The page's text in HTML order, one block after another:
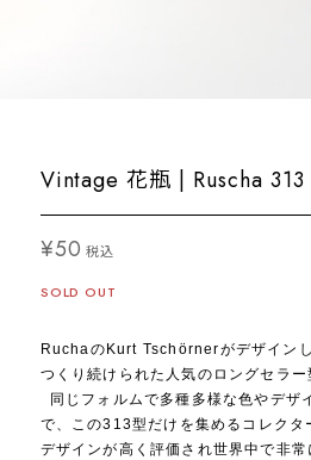
Vintage 花瓶 | Ruscha 313
¥50 税込
SOLD OUT
RuchaのKurt Tschörnerがデザイン
つくり続けられた人気のロングセラー
同じフォルムで多種多様な色やデザ
で、この313型だけを集めるコレクタ
デザインが高く評価され世界中で非常